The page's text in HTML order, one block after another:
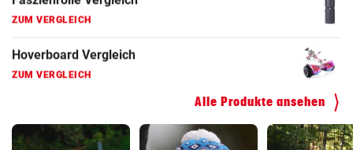
Kinderfahrrad Vergleich
Alle Produkte ansehen